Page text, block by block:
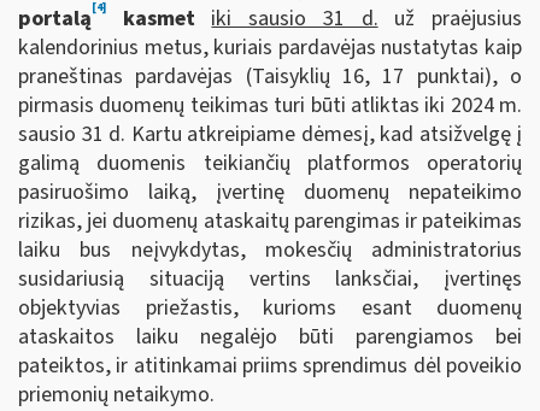
portalą[4] kasmetiki sausio 31 d.už praėjusius
kalendorinius metus, kuriais pardavėjas nustatytas kaip
praneštinas pardavėjas (Taisyklių 16, 17 punktai), o
pirmasis duomenų teikimas turi būti atliktas iki 2024 m.
sausio 31 d. Kartu atkreipiame dėmesį, kad atsižvelgę į
galimą duomenis teikiančių platformos operatorių
pasiruošimo laiką, įvertinę duomenų nepateikimo
rizikas, jei duomenų ataskaitų parengimas ir pateikimas
laiku bus neįvykdytas, mokesčių administratorius
susidariusią situaciją vertins lanksčiai, įvertinęs
objektyvias priežastis, kurioms esant duomenų
ataskaitos laiku negalėjo būti parengiamos bei
pateiktos, ir atitinkamai priims sprendimus dėl poveikio
priemonių netaikymo.